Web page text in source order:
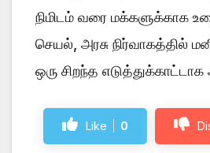
நிமிடம் வரை மக்களுக்காக
செயல், அரசு நிர்வாகத்தில்
ஒரு சிறந்த
Like 0